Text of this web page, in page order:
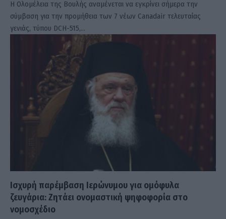
Η Ολομέλεια της Βουλής αναμένεται να εγκρίνει σήμερα την
σύμβαση για την προμήθεια των 7 νέων Canadair τελευταίας
γενιάς, τύπου DCH-515,…
Ισχυρή παρέμβαση Ιερώνυμου για ομόφυλα
ζευγάρια: Ζητάει ονομαστική ψηφοφορία στο
νομοσχέδιο